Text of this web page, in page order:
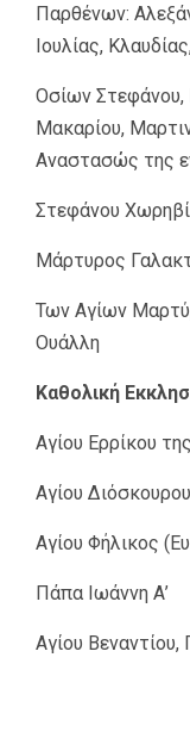
Παρθένων:
Ιουλίας,
Οσίων
Μακαρίου,
Αναστασώς της
Στεφάνου
Μάρτυρος
Των Αγίων
Ουάλλη
Καθολική
Αγίου Ερρίκου
Αγίου Διόσκουρου
Αγίου Φήλικος
Πάπα Ιωάννη Α’
Αγίου